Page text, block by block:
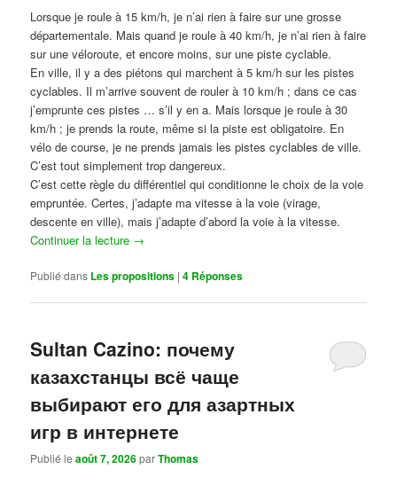
Lorsque je roule à 15 km/h, je n’ai rien à faire sur une grosse
départementale. Mais quand je roule à 40 km/h, je n’ai rien à faire
sur une véloroute, et encore moins, sur une piste cyclable.
En ville, il y a des piétons qui marchent à 5 km/h sur les pistes
cyclables. Il m’arrive souvent de rouler à 10 km/h ; dans ce cas
j’emprunte ces pistes … s’il y en a. Mais lorsque je roule à 30
km/h ; je prends la route, même si la piste est obligatoire. En
vélo de course, je ne prends jamais les pistes cyclables de ville.
C’est tout simplement trop dangereux.
C’est cette règle du différentiel qui conditionne le choix de la voie
empruntée. Certes, j’adapte ma vitesse à la voie (virage,
descente en ville), mais j’adapte d’abord la voie à la vitesse.
Continuer la lecture →
Publié dans Les propositions |4 Réponses
Sultan Cazino: почему
казахстанцы всё чаще
выбирают его для азартных
игр в интернете
Publié leaoût 7, 2026parThomas